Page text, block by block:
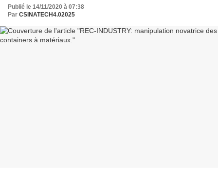
Publié le 14/11/2020 à 07:38
Par CSINATECH4.02025